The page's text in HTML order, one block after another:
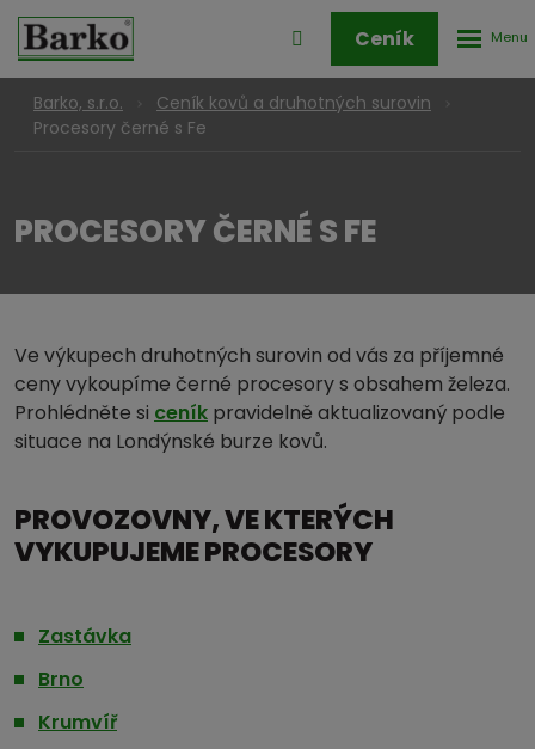
Přihlášení
klienstké
zóny
Ceník
Barko, s.r.o.
Ceník kovů a druhotných surovin
Procesory černé s Fe
PROCESORY ČERNÉ S FE
Ve výkupech druhotných surovin od vás za příjemné
ceny vykoupíme černé procesory s obsahem železa.
Prohlédněte si ceník pravidelně aktualizovaný podle
situace na Londýnské burze kovů.
PROVOZOVNY, VE KTERÝCH
VYKUPUJEME PROCESORY
Zastávka
Brno
Krumvíř